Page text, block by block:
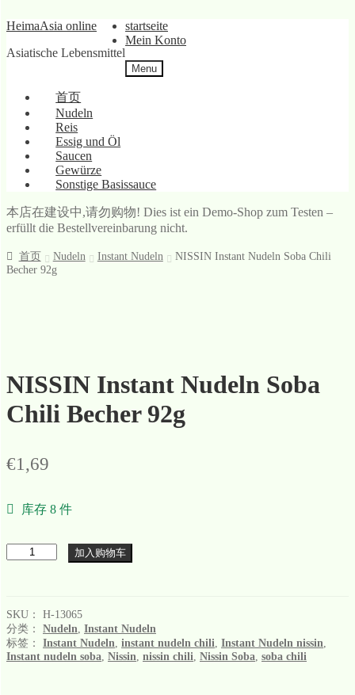
Skip
navigation
Skip
content
HeimaAsia online
Asiatische Lebensmittel
startseite
Mein Konto
Menu
首页
Nudeln
Reis
Essig und Öl
Saucen
Gewürze
Sonstige Basissauce
本店在建设中,请勿购物! Dies ist ein Demo-Shop zum Testen –
erfüllt die Bestellvereinbarung nicht.
首页 Nudeln Instant Nudeln
NISSIN Instant Nudeln Soba Chili
Becher 92g
NISSIN Instant Nudeln Soba
Chili Becher 92g
€1,69
库存 8 件
加入购物车
SKU： H-13065
分类： Nudeln Instant Nudeln
标签： Instant Nudeln instant nudeln chili Instant Nudeln nissin
Instant nudeln soba Nissin nissin chili Nissin Soba soba chili